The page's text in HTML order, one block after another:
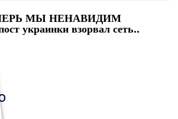
МЫ НЕНАВИДИМ
украинки взорвал сеть..